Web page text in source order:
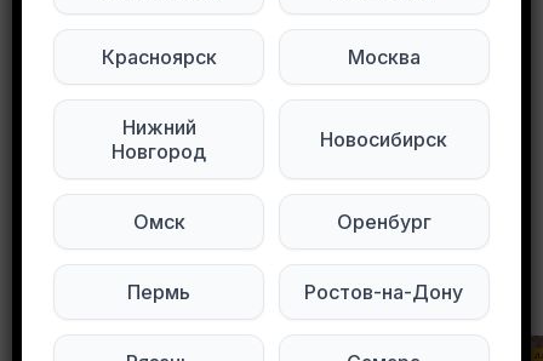
Мы в Telegram
Мы в ВКонтакте
64 просмотров
Другие объявления в этом городе
Красноярск Москва
Нижний
Новгород
Новосибирск
Омск Оренбург
Пермь Ростов-на-Дону